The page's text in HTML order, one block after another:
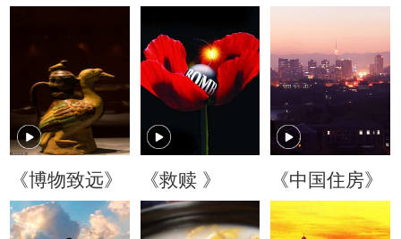
《博物致远》 《救赎 》 《中国住房》